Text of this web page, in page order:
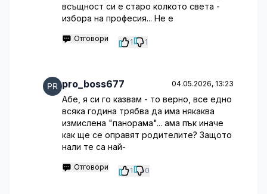
всъщност си е старо колкото света -
избора на професия... Не е
Отговори 1 1
pro_boss677 04.05.2026, 13:23
Абе, я си го казвам - то верно, все едно
всяка година трябва да има някаква
измислена "панорама"... ама пък иначе
как ще се оправят родителите? Защото
нали те са най-
Отговори 1 0